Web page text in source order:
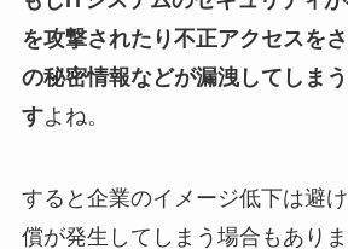
を攻撃されたり不正アクセスを
の秘密情報などが漏洩してしま
すよね。
すると企業のイメージ低下は避
償が発生してしまう場合もありま